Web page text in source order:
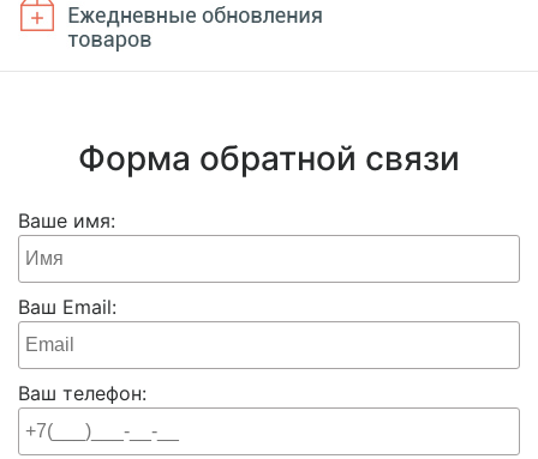
Форма обратной связи
Ваше имя:
Ваш Email:
Ваш телефон: